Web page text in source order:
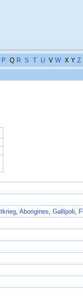
P Q R S T U V W X Y Z
, Aborigines, Gallipoli,